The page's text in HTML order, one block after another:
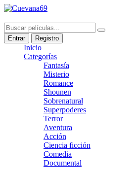
Entrar Registro
Inicio
Categorías
Fantasía
Misterio
Romance
Shounen
Sobrenatural
Superpoderes
Terror
Aventura
Acción
Ciencia ficción
Comedia
Documental